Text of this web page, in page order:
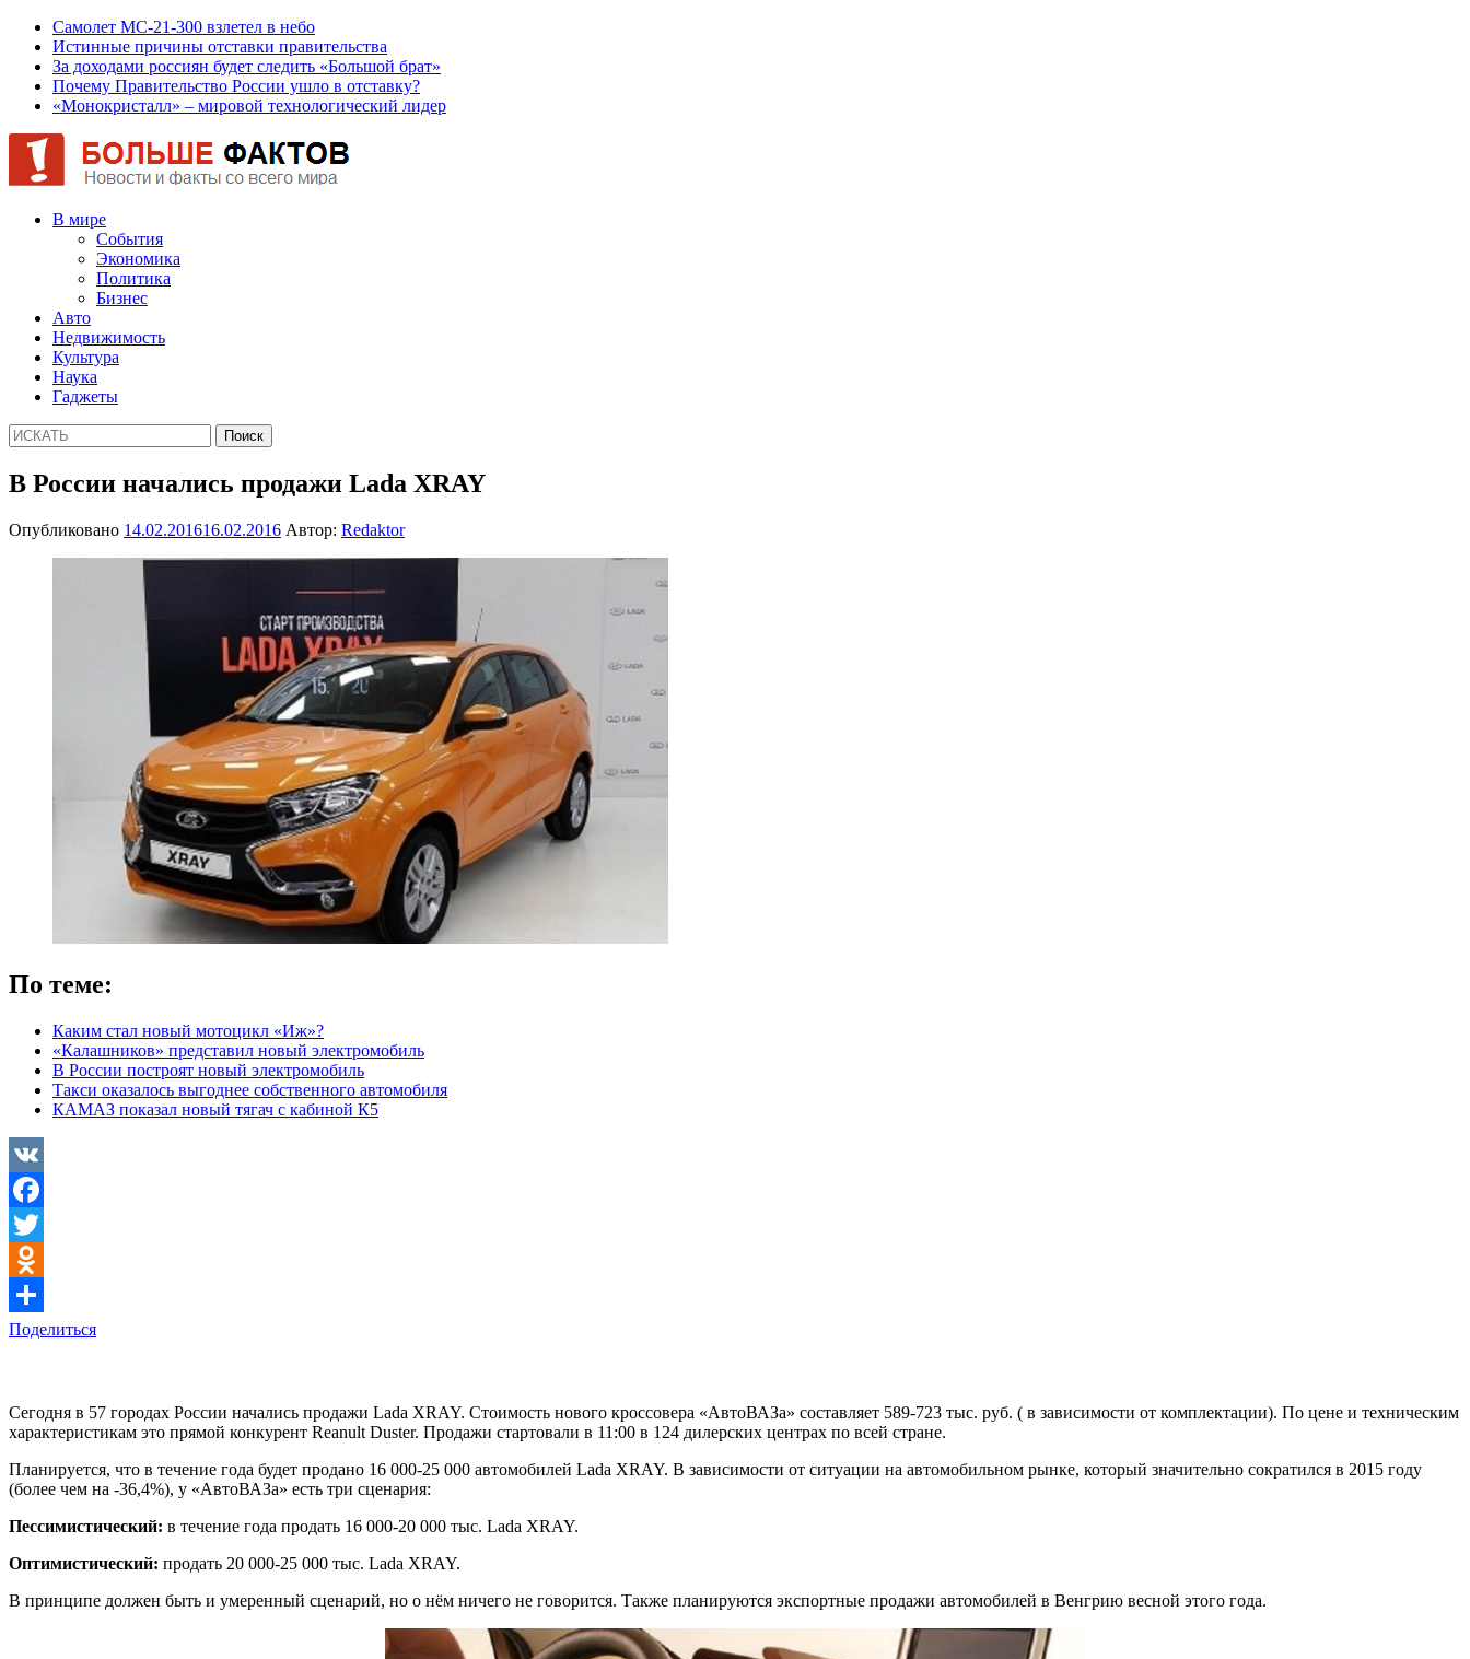
Самолет МС-21-300 взлетел в небо
Истинные причины отставки правительства
За доходами россиян будет следить «Большой брат»
Почему Правительство России ушло в отставку?
«Монокристалл» – мировой технологический лидер
В мире
События
Экономика
Политика
Бизнес
Авто
Недвижимость
Культура
Наука
Гаджеты
В России начались продажи Lada XRAY
Опубликовано 14.02.201616.02.2016 Автор: Redaktor
По теме:
Каким стал новый мотоцикл «Иж»?
«Калашников» представил новый электромобиль
В России построят новый электромобиль
Такси оказалось выгоднее собственного автомобиля
КАМАЗ показал новый тягач с кабиной К5
VK
Facebook
Twitter
Odnoklassniki
Поделиться
Сегодня в 57 городах России начались продажи Lada XRAY. Стоимость нового кроссовера «АвтоВАЗа» составляет 589-723 тыс. руб. ( в зависимости от комплектации). По цене и техническим
характеристикам это прямой конкурент Reanult Duster. Продажи стартовали в 11:00 в 124 дилерских центрах по всей стране.
Планируется, что в течение года будет продано 16 000-25 000 автомобилей Lada XRAY. В зависимости от ситуации на автомобильном рынке, который значительно сократился в 2015 году
(более чем на -36,4%), у «АвтоВАЗа» есть три сценария:
Пессимистический: в течение года продать 16 000-20 000 тыс. Lada XRAY.
Оптимистический: продать 20 000-25 000 тыс. Lada XRAY.
В принципе должен быть и умеренный сценарий, но о нём ничего не говорится. Также планируются экспортные продажи автомобилей в Венгрию весной этого года.